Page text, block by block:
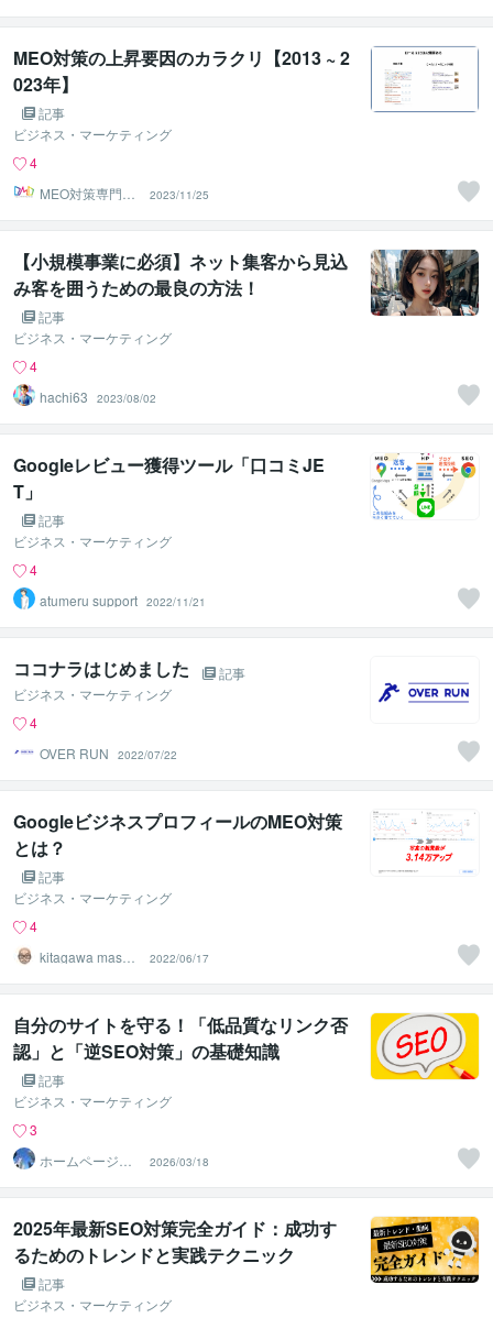
MEO対策の上昇要因のカラクリ【2013 ~ 2
023年】
記事
ビジネス・マーケティング
4
MEO対策専門の
DMD株式会社
2023/11/25
【小規模事業に必須】ネット集客から見込
み客を囲うための最良の方法！
記事
ビジネス・マーケティング
4
hachi63
2023/08/02
Googleレビュー獲得ツール「口コミJE
T」
記事
ビジネス・マーケティング
4
atumeru support 2022/11/21
ココナラはじめました
記事
ビジネス・マーケティング
4
OVER RUN
2022/07/22
GoogleビジネスプロフィールのMEO対策
とは？
記事
ビジネス・マーケティング
4
kitagawa masak
2022/06/17
自分のサイトを守る！「低品質なリンク否
認」と「逆SEO対策」の基礎知識
記事
ビジネス・マーケティング
3
ホームページ・S
EO専門コンサル
会社Li
2026/03/18
2025年最新SEO対策完全ガイド：成功す
るためのトレンドと実践テクニック
記事
ビジネス・マーケティング